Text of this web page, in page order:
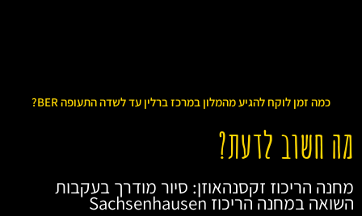
כמה זמן לוקח להגיע מהמלון במרכז ברלין עד לשדה התעופה BER?
מה חשוב לדעת?
מחנה הריכוז זקסנהאוזן: סיור מודרך בעקבות
השואה במחנה הריכוז Sachsenhausen